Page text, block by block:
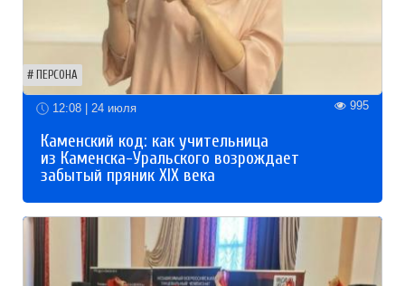
ПЕРСОНА
12:08 | 24 июля 995
Каменский код: как учительница
из Каменска-Уральского возрождает
забытый пряник XIX века